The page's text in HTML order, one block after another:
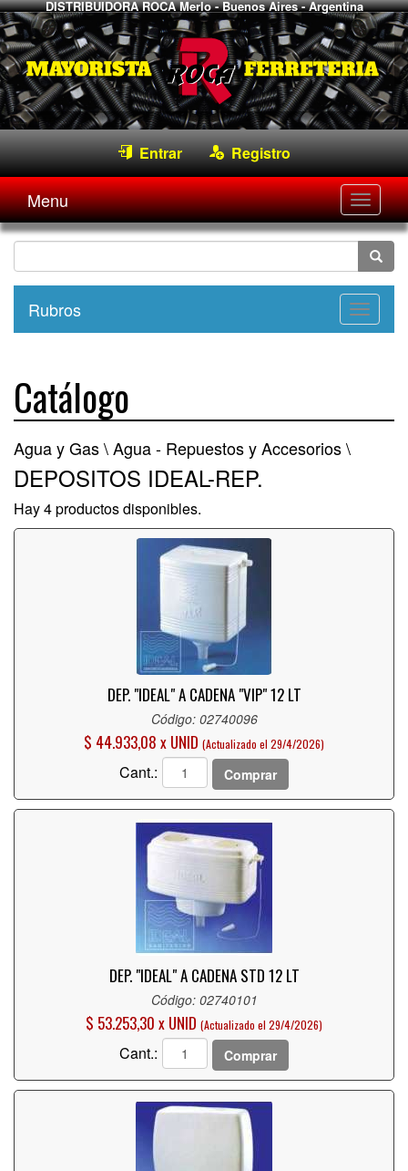
DISTRIBUIDORA ROCA Merlo - Buenos Aires - Argentina
Entrar Registro
Menu
Rubros
Catálogo
Agua y Gas \Agua - Repuestos y Accesorios \
DEPOSITOS IDEAL-REP.
Hay 4 productos disponibles.
DEP. "IDEAL" A CADENA "VIP" 12 LT
Código: 02740096
$ 44.933,08 x UNID (Actualizado el 29/4/2026)
Cant.: Comprar
DEP. "IDEAL" A CADENA STD 12 LT
Código: 02740101
$ 53.253,30 x UNID (Actualizado el 29/4/2026)
Cant.: Comprar